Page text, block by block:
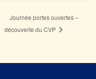
Journée portes ouvertes –
découverte du CVP